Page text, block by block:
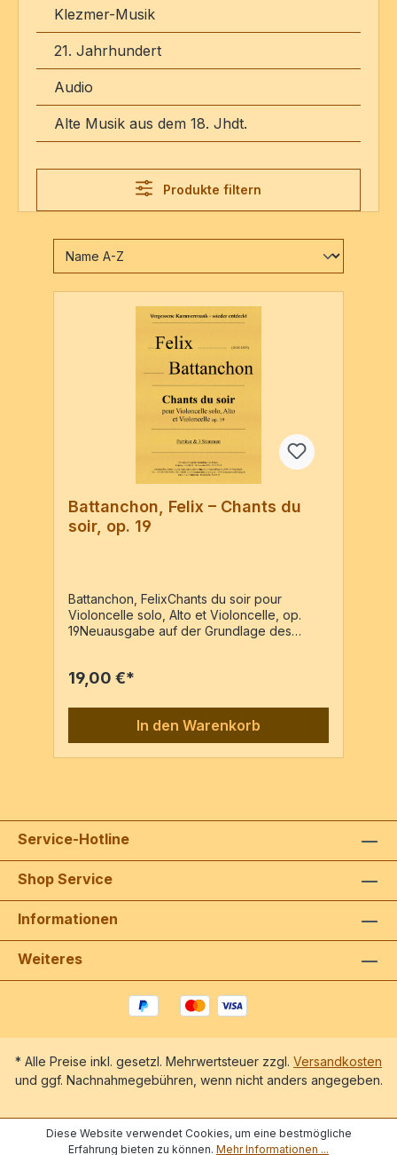
Klezmer-Musik
21. Jahrhundert
Audio
Alte Musik aus dem 18. Jhdt.
Produkte filtern
Battanchon, Felix – Chants du
soir, op. 19
Battanchon, FelixChants du soir pour
Violoncelle solo, Alto et Violoncelle, op.
19Neuausgabe auf der Grundlage des
VcPartitur & 3 Stimmen / 26 Seiten
19,00 €*
In den Warenkorb
Service-Hotline
Shop Service
Informationen
Weiteres
* Alle Preise inkl. gesetzl. Mehrwertsteuer zzgl. Versandkosten
und ggf. Nachnahmegebühren, wenn nicht anders angegeben.
Diese Website verwendet Cookies, um eine bestmögliche
Erfahrung bieten zu können. Mehr Informationen ...